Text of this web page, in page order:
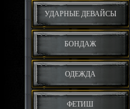
УДАРНЫЕ ДЕВАЙСЫ
БОНДАЖ
ОДЕЖДА
ФЕТИШ